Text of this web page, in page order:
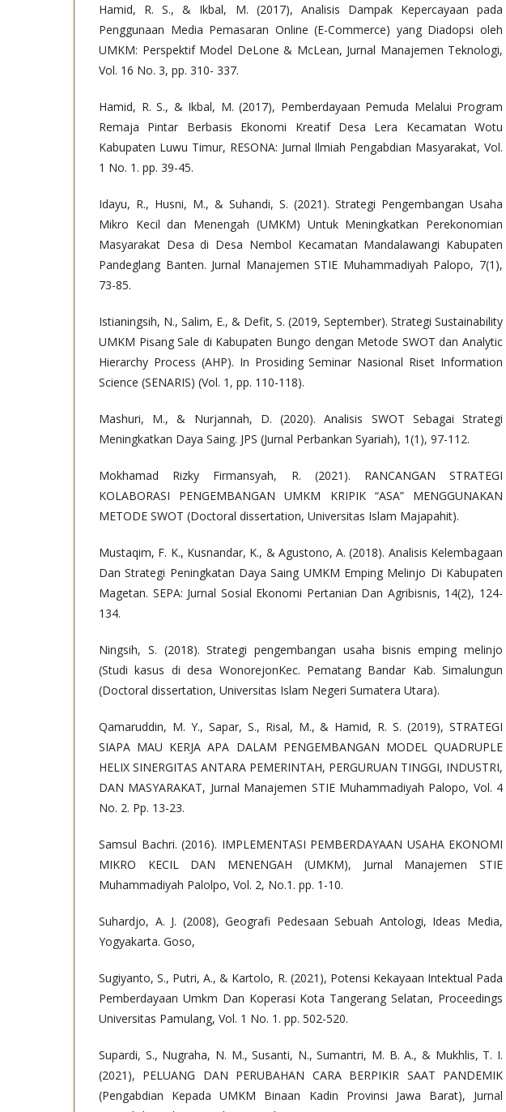
Hamid, R. S., & Ikbal, M. (2017), Analisis Dampak Kepercayaan pada
Penggunaan Media Pemasaran Online (E-Commerce) yang Diadopsi oleh
UMKM: Perspektif Model DeLone & McLean, Jurnal Manajemen Teknologi,
Vol. 16 No. 3, pp. 310- 337.
Hamid, R. S., & Ikbal, M. (2017), Pemberdayaan Pemuda Melalui Program
Remaja Pintar Berbasis Ekonomi Kreatif Desa Lera Kecamatan Wotu
Kabupaten Luwu Timur, RESONA: Jurnal Ilmiah Pengabdian Masyarakat, Vol.
1 No. 1. pp. 39-45.
Idayu, R., Husni, M., & Suhandi, S. (2021). Strategi Pengembangan Usaha
Mikro Kecil dan Menengah (UMKM) Untuk Meningkatkan Perekonomian
Masyarakat Desa di Desa Nembol Kecamatan Mandalawangi Kabupaten
Pandeglang Banten. Jurnal Manajemen STIE Muhammadiyah Palopo, 7(1),
73-85.
Istianingsih, N., Salim, E., & Defit, S. (2019, September). Strategi Sustainability
UMKM Pisang Sale di Kabupaten Bungo dengan Metode SWOT dan Analytic
Hierarchy Process (AHP). In Prosiding Seminar Nasional Riset Information
Science (SENARIS) (Vol. 1, pp. 110-118).
Mashuri, M., & Nurjannah, D. (2020). Analisis SWOT Sebagai Strategi
Meningkatkan Daya Saing. JPS (Jurnal Perbankan Syariah), 1(1), 97-112.
Mokhamad Rizky Firmansyah, R. (2021). RANCANGAN STRATEGI
KOLABORASI PENGEMBANGAN UMKM KRIPIK “ASA” MENGGUNAKAN
METODE SWOT (Doctoral dissertation, Universitas Islam Majapahit).
Mustaqim, F. K., Kusnandar, K., & Agustono, A. (2018). Analisis Kelembagaan
Dan Strategi Peningkatan Daya Saing UMKM Emping Melinjo Di Kabupaten
Magetan. SEPA: Jurnal Sosial Ekonomi Pertanian Dan Agribisnis, 14(2), 124-
134.
Ningsih, S. (2018). Strategi pengembangan usaha bisnis emping melinjo
(Studi kasus di desa WonorejonKec. Pematang Bandar Kab. Simalungun
(Doctoral dissertation, Universitas Islam Negeri Sumatera Utara).
Qamaruddin, M. Y., Sapar, S., Risal, M., & Hamid, R. S. (2019), STRATEGI
SIAPA MAU KERJA APA DALAM PENGEMBANGAN MODEL QUADRUPLE
HELIX SINERGITAS ANTARA PEMERINTAH, PERGURUAN TINGGI, INDUSTRI,
DAN MASYARAKAT, Jurnal Manajemen STIE Muhammadiyah Palopo, Vol. 4
No. 2. Pp. 13-23.
Samsul Bachri. (2016). IMPLEMENTASI PEMBERDAYAAN USAHA EKONOMI
MIKRO KECIL DAN MENENGAH (UMKM), Jurnal Manajemen STIE
Muhammadiyah Palolpo, Vol. 2, No.1. pp. 1-10.
Suhardjo, A. J. (2008), Geografi Pedesaan Sebuah Antologi, Ideas Media,
Yogyakarta. Goso,
Sugiyanto, S., Putri, A., & Kartolo, R. (2021), Potensi Kekayaan Intektual Pada
Pemberdayaan Umkm Dan Koperasi Kota Tangerang Selatan, Proceedings
Universitas Pamulang, Vol. 1 No. 1. pp. 502-520.
Supardi, S., Nugraha, N. M., Susanti, N., Sumantri, M. B. A., & Mukhlis, T. I.
(2021), PELUANG DAN PERUBAHAN CARA BERPIKIR SAAT PANDEMIK
(Pengabdian Kepada UMKM Binaan Kadin Provinsi Jawa Barat), Jurnal